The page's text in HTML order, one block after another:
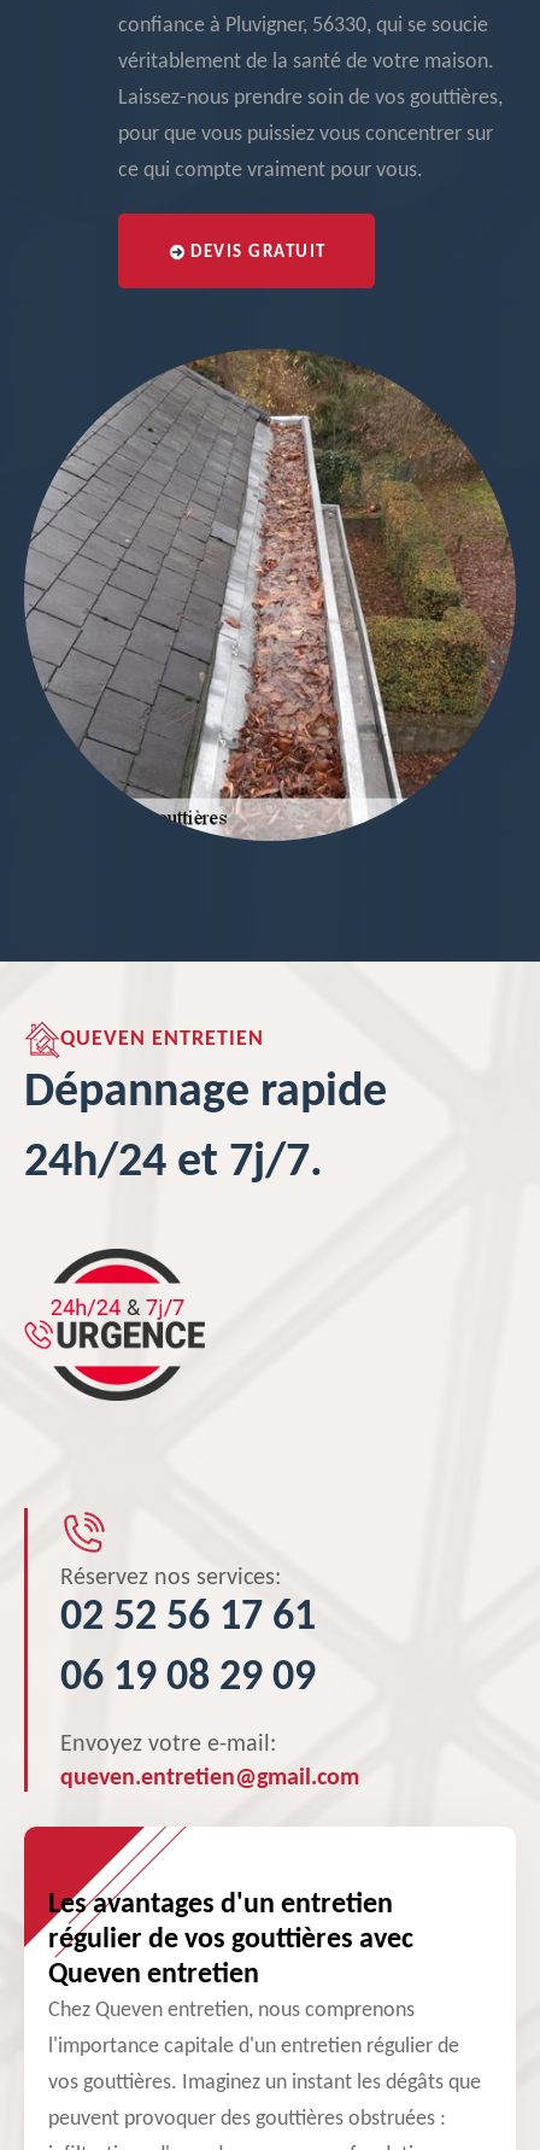
confiance à Pluvigner, 56330, qui se soucie
véritablement de la santé de votre maison.
Laissez-nous prendre soin de vos gouttières,
pour que vous puissiez vous concentrer sur
ce qui compte vraiment pour vous.
DEVIS GRATUIT
QUEVEN ENTRETIEN
Dépannage rapide
24h/24 et 7j/7.
Réservez nos services:
02 52 56 17 61
06 19 08 29 09
Envoyez votre e-mail:
queven.entretien@gmail.com
Les avantages d'un entretien
régulier de vos gouttières avec
Queven entretien
Chez Queven entretien, nous comprenons
l'importance capitale d'un entretien régulier de
vos gouttières. Imaginez un instant les dégâts que
peuvent provoquer des gouttières obstruées :